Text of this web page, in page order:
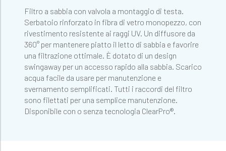
Filtro a sabbia con valvola a montaggio di testa.
Serbatoio rinforzato in fibra di vetro monopezzo, con
rivestimento resistente ai raggi UV. Un diffusore da
360° per mantenere piatto il letto di sabbia e favorire
una filtrazione ottimale. È dotato di un design
swingaway per un accesso rapido alla sabbia. Scarico
acqua facile da usare per manutenzione e
svernamento semplificati. Tutti i raccordi del filtro
sono filettati per una semplice manutenzione.
Disponibile con o senza tecnologia ClearPro®.